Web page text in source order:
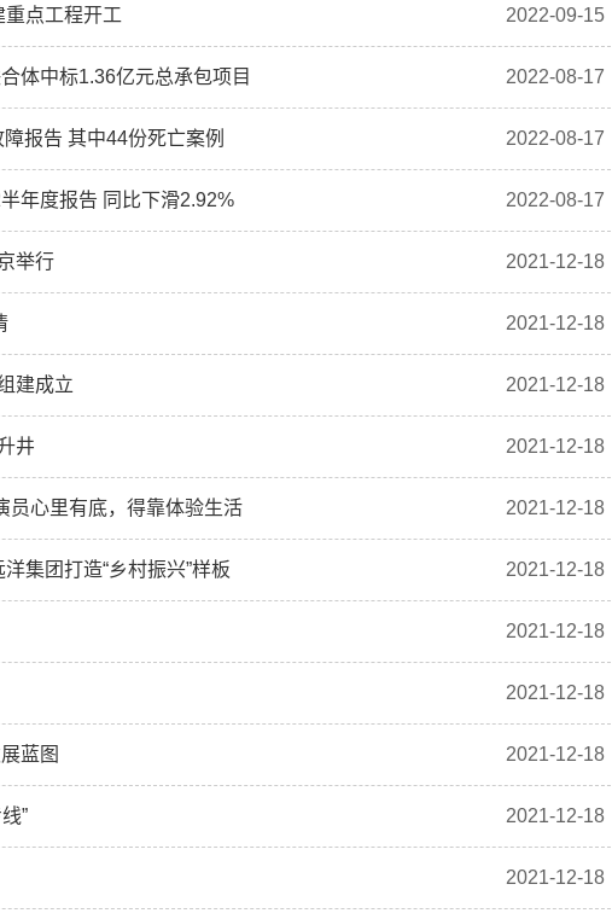
点工程开工 2022-09-15
体中标1.36亿元总承包项目 2022-08-17
报告 其中44份死亡案例 2022-08-17
年度报告 同比下滑2.92% 2022-08-17
举行 2021-12-18
2021-12-18
建成立 2021-12-18
井 2021-12-18
员心里有底，得靠体验生活 2021-12-18
集团打造“乡村振兴”样板 2021-12-18
2021-12-18
2021-12-18
蓝图 2021-12-18
” 2021-12-18
2021-12-18